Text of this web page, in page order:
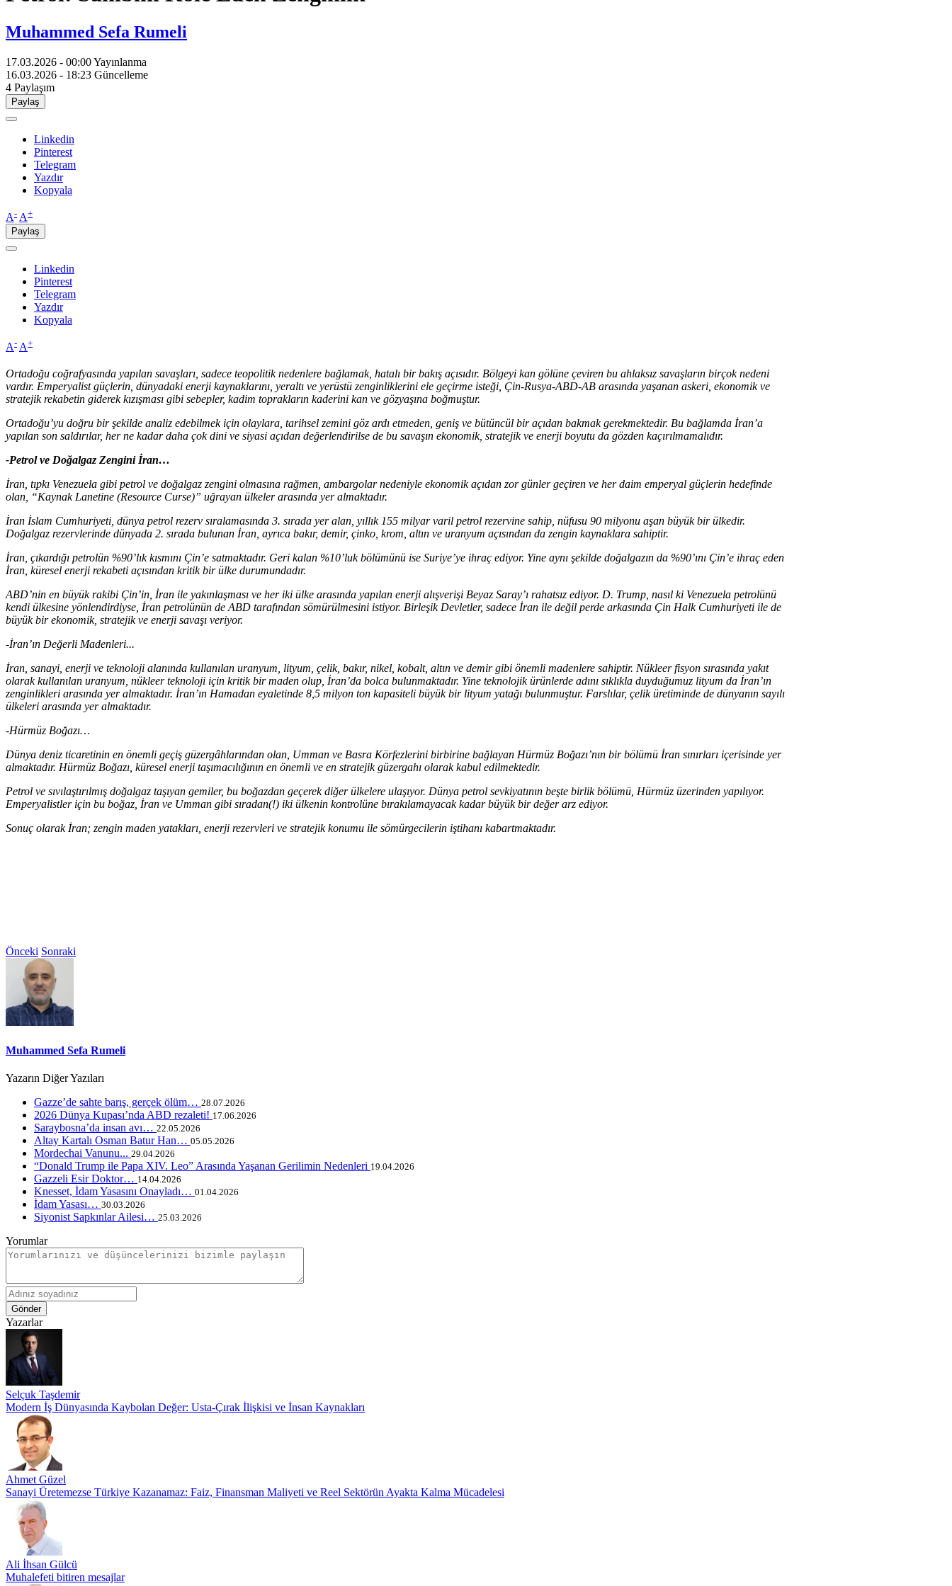
Muhammed Sefa Rumeli
17.03.2026 - 00:00Yayınlanma
16.03.2026 - 18:23 Güncelleme
4 Paylaşım
Paylaş
Linkedin
Pinterest
Telegram
Yazdır
Kopyala
A- A+
Paylaş
Linkedin
Pinterest
Telegram
Yazdır
Kopyala
A- A+
Ortadoğu coğrafyasında yapılan savaşları, sadece teopolitik nedenlere bağlamak, hatalı bir bakış açısıdır. Bölgeyi kan gölüne çeviren bu ahlaksız savaşların birçok nedeni
vardır. Emperyalist güçlerin, dünyadaki enerji kaynaklarını, yeraltı ve yerüstü zenginliklerini ele geçirme isteği, Çin-Rusya-ABD-AB arasında yaşanan askeri, ekonomik ve
stratejik rekabetin giderek kızışması gibi sebepler, kadim toprakların kaderini kan ve gözyaşına boğmuştur.
Ortadoğu’yu doğru bir şekilde analiz edebilmek için olaylara, tarihsel zemini göz ardı etmeden, geniş ve bütüncül bir açıdan bakmak gerekmektedir. Bu bağlamda İran’a
yapılan son saldırılar, her ne kadar daha çok dini ve siyasi açıdan değerlendirilse de bu savaşın ekonomik, stratejik ve enerji boyutu da gözden kaçırılmamalıdır.
-Petrol ve Doğalgaz Zengini İran…
İran, tıpkı Venezuela gibi petrol ve doğalgaz zengini olmasına rağmen, ambargolar nedeniyle ekonomik açıdan zor günler geçiren ve her daim emperyal güçlerin hedefinde
olan, “Kaynak Lanetine (Resource Curse)” uğrayan ülkeler arasında yer almaktadır.
İran İslam Cumhuriyeti, dünya petrol rezerv sıralamasında 3. sırada yer alan, yıllık 155 milyar varil petrol rezervine sahip, nüfusu 90 milyonu aşan büyük bir ülkedir.
Doğalgaz rezervlerinde dünyada 2. sırada bulunan İran, ayrıca bakır, demir, çinko, krom, altın ve uranyum açısından da zengin kaynaklara sahiptir.
İran, çıkardığı petrolün %90’lık kısmını Çin’e satmaktadır. Geri kalan %10’luk bölümünü ise Suriye’ye ihraç ediyor. Yine aynı şekilde doğalgazın da %90’ını Çin’e ihraç eden
İran, küresel enerji rekabeti açısından kritik bir ülke durumundadır.
ABD’nin en büyük rakibi Çin’in, İran ile yakınlaşması ve her iki ülke arasında yapılan enerji alışverişi Beyaz Saray’ı rahatsız ediyor. D. Trump, nasıl ki Venezuela petrolünü
kendi ülkesine yönlendirdiyse, İran petrolünün de ABD tarafından sömürülmesini istiyor. Birleşik Devletler, sadece İran ile değil perde arkasında Çin Halk Cumhuriyeti ile de
büyük bir ekonomik, stratejik ve enerji savaşı veriyor.
-İran’ın Değerli Madenleri...
İran, sanayi, enerji ve teknoloji alanında kullanılan uranyum, lityum, çelik, bakır, nikel, kobalt, altın ve demir gibi önemli madenlere sahiptir. Nükleer fisyon sırasında yakıt
olarak kullanılan uranyum, nükleer teknoloji için kritik bir maden olup, İran’da bolca bulunmaktadır. Yine teknolojik ürünlerde adını sıklıkla duyduğumuz lityum da İran’ın
zenginlikleri arasında yer almaktadır. İran’ın Hamadan eyaletinde 8,5 milyon ton kapasiteli büyük bir lityum yatağı bulunmuştur. Farslılar, çelik üretiminde de dünyanın sayılı
ülkeleri arasında yer almaktadır.
-Hürmüz Boğazı…
Dünya deniz ticaretinin en önemli geçiş güzergâhlarından olan, Umman ve Basra Körfezlerini birbirine bağlayan Hürmüz Boğazı’nın bir bölümü İran sınırları içerisinde yer
almaktadır. Hürmüz Boğazı, küresel enerji taşımacılığının en önemli ve en stratejik güzergahı olarak kabul edilmektedir.
Petrol ve sıvılaştırılmış doğalgaz taşıyan gemiler, bu boğazdan geçerek diğer ülkelere ulaşıyor. Dünya petrol sevkiyatının beşte birlik bölümü, Hürmüz üzerinden yapılıyor.
Emperyalistler için bu boğaz, İran ve Umman gibi sıradan(!) iki ülkenin kontrolüne bırakılamayacak kadar büyük bir değer arz ediyor.
Sonuç olarak İran; zengin maden yatakları, enerji rezervleri ve stratejik konumu ile sömürgecilerin iştihanı kabartmaktadır.
Önceki Sonraki
Muhammed Sefa Rumeli
Yazarın Diğer Yazıları
Gazze’de sahte barış, gerçek ölüm… 28.07.2026
2026 Dünya Kupası’nda ABD rezaleti! 17.06.2026
Saraybosna’da insan avı… 22.05.2026
Altay Kartalı Osman Batur Han… 05.05.2026
Mordechai Vanunu... 29.04.2026
“Donald Trump ile Papa XIV. Leo” Arasında Yaşanan Gerilimin Nedenleri 19.04.2026
Gazzeli Esir Doktor… 14.04.2026
Knesset, İdam Yasasını Onayladı… 01.04.2026
İdam Yasası… 30.03.2026
Siyonist Sapkınlar Ailesi… 25.03.2026
Yorumlar
Gönder
Yazarlar
Selçuk Taşdemir
Modern İş Dünyasında Kaybolan Değer: Usta-Çırak İlişkisi ve İnsan Kaynakları
Ahmet Güzel
Sanayi Üretemezse Türkiye Kazanamaz: Faiz, Finansman Maliyeti ve Reel Sektörün Ayakta Kalma Mücadelesi
Ali İhsan Gülcü
Muhalefeti bitiren mesajlar